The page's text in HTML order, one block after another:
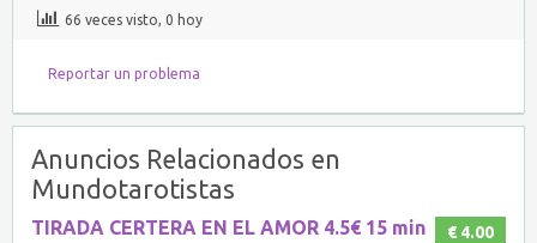
66 veces visto, 0 hoy
Reportar un problema
Anuncios Relacionados en
Mundotarotistas
€ 4.00
TIRADA CERTERA EN EL AMOR 4.5€ 15 min